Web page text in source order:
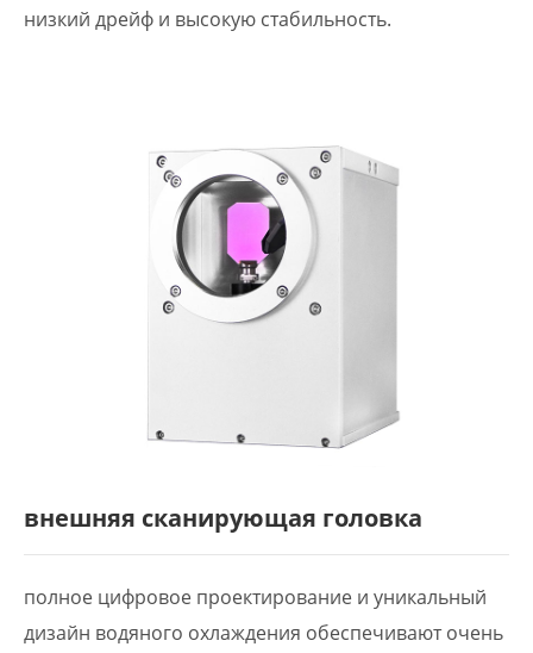
низкий дрейф и высокую стабильность.
внешняя сканирующая головка
полное цифровое проектирование и уникальный
дизайн водяного охлаждения обеспечивают очень